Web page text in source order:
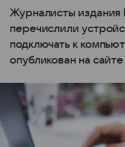
Журналисты издания
перечислили
подключать к
опубликован на